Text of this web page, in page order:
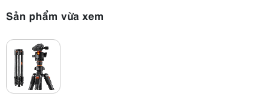
giúp O254C2 + BH-36 KF09.123 phù hợp với nhiều tình huống sử
dụng, từ chụp ảnh trong studio đến tác nghiệp ngoài trời hoặc mang
Sản phẩm vừa xem